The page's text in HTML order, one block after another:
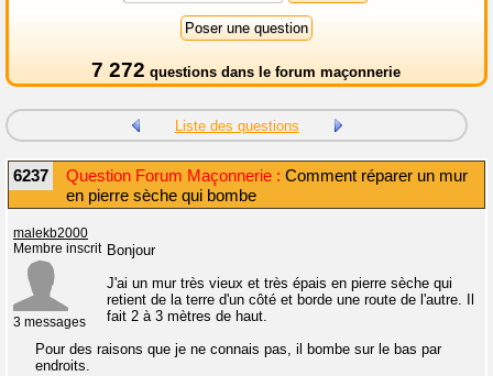
7 272 questions dans le forum maçonnerie
Liste des questions
6237 Question Forum Maçonnerie : Comment réparer un mur
en pierre sèche qui bombe
malekb2000
Membre inscrit
3 messages
Bonjour
J'ai un mur très vieux et très épais en pierre sèche qui
retient de la terre d'un côté et borde une route de l'autre. Il
fait 2 à 3 mètres de haut.
Pour des raisons que je ne connais pas, il bombe sur le bas par
endroits.